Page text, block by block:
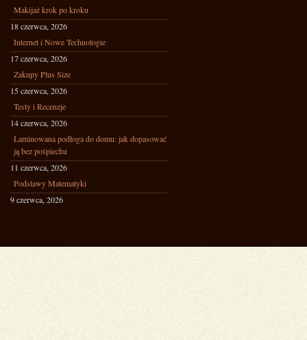
Makijaż krok po kroku
18 czerwca, 2026
Internet i Nowe Technologie
17 czerwca, 2026
Zakupy Plus Size
15 czerwca, 2026
Testy i Recenzje
14 czerwca, 2026
Laminowana podłoga do domu: jak dopasować
ją bez pośpiechu
11 czerwca, 2026
Podstawy Matematyki
9 czerwca, 2026